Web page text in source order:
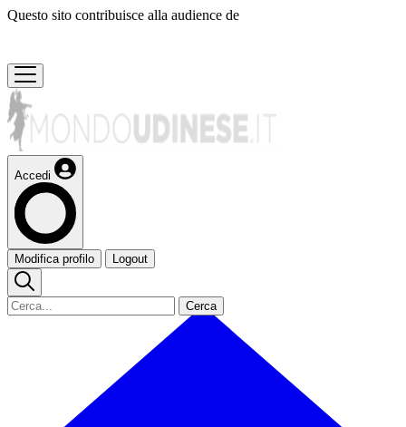
Questo sito contribuisce alla audience de
Accedi
Modifica profilo Logout
Cerca